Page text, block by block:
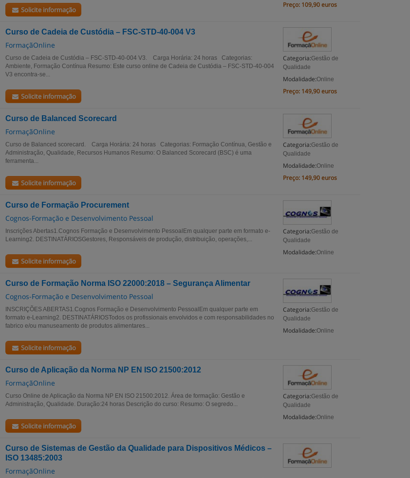
Preço: 109,90 euros
Solicite informação
Curso de Cadeia de Custódia – FSC-STD-40-004 V3
FormaçãOnline
Categoria:Gestão de
Qualidade
Modalidade:Online
Preço: 149,90 euros
Curso de Cadeia de Custódia – FSC-STD-40-004 V3. Carga Horária: 24 horas Categorias:
Ambiente, Formação Contínua Resumo: Este curso online de Cadeia de Custódia – FSC-STD-40-004
V3 encontra-se...
Solicite informação
Curso de Balanced Scorecard
FormaçãOnline
Categoria:Gestão de
Qualidade
Modalidade:Online
Preço: 149,90 euros
Curso de Balanced scorecard. Carga Horária: 24 horas Categorias: Formação Contínua, Gestão e
Administração, Qualidade, Recursos Humanos Resumo: O Balanced Scorecard (BSC) é uma
ferramenta...
Solicite informação
Curso de Formação Procurement
Cognos-Formação e Desenvolvimento Pessoal
Categoria:Gestão de
Qualidade
Modalidade:Online
Inscrições Abertas1.Cognos Formação e Desenvolvimento PessoalEm qualquer parte em formato e-
Learning2. DESTINATÁRIOSGestores, Responsáveis de produção, distribuição, operações,...
Solicite informação
Curso de Formação Norma ISO 22000:2018 – Segurança Alimentar
Cognos-Formação e Desenvolvimento Pessoal
Categoria:Gestão de
Qualidade
Modalidade:Online
INSCRIÇÕES ABERTAS1.Cognos Formação e Desenvolvimento PessoalEm qualquer parte em
formato e-Learning2. DESTINATÁRIOSTodos os profissionais envolvidos e com responsabilidades no
fabrico e/ou manuseamento de produtos alimentares...
Solicite informação
Curso de Aplicação da Norma NP EN ISO 21500:2012
FormaçãOnline
Categoria:Gestão de
Qualidade
Modalidade:Online
Curso Online de Aplicação da Norma NP EN ISO 21500:2012. Área de formação: Gestão e
Administração, Qualidade. Duração:24 horas Descrição do curso: Resumo: O segredo...
Solicite informação
Curso de Sistemas de Gestão da Qualidade para Dispositivos Médicos –
ISO 13485:2003
FormaçãOnline